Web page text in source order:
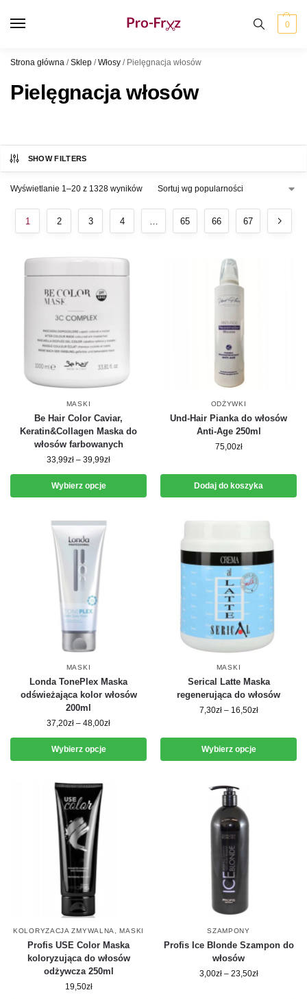
0
Strona główna /Sklep /Włosy / Pielęgnacja włosów
Pielęgnacja włosów
SHOW FILTERS
Wyświetlanie 1–20 z 1328 wyników
1 2 3 4 … 65 66 67
MASKI
Be Hair Color Caviar,
Keratin&Collagen Maska do
włosów farbowanych
33,99zł – 39,99zł
Wybierz opcje
ODŻYWKI
Und-Hair Pianka do włosów
Anti-Age 250ml
75,00zł
Dodaj do koszyka
MASKI
Londa TonePlex Maska
odświeżająca kolor włosów
200ml
37,20zł – 48,00zł
Wybierz opcje
MASKI
Serical Latte Maska
regenerująca do włosów
7,30zł – 16,50zł
Wybierz opcje
KOLORYZACJA ZMYWALNA ,MASKI
Profis USE Color Maska
koloryzująca do włosów
odżywcza 250ml
19,50zł
SZAMPONY
Profis Ice Blonde Szampon do
włosów
3,00zł – 23,50zł